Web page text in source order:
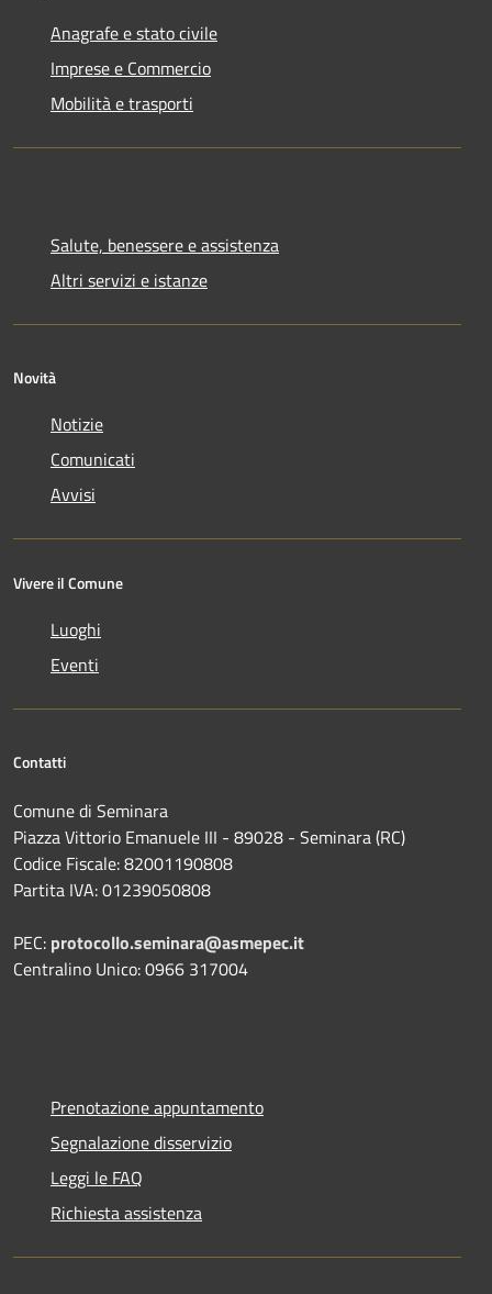
Anagrafe e stato civile
Imprese e Commercio
Mobilità e trasporti
Salute, benessere e assistenza
Altri servizi e istanze
Novità
Notizie
Comunicati
Avvisi
Vivere il Comune
Luoghi
Eventi
Contatti
Comune di Seminara
Piazza Vittorio Emanuele III - 89028 - Seminara (RC)
Codice Fiscale: 82001190808
Partita IVA: 01239050808
PEC: protocollo.seminara@asmepec.it
Centralino Unico: 0966 317004
Prenotazione appuntamento
Segnalazione disservizio
Leggi le FAQ
Richiesta assistenza